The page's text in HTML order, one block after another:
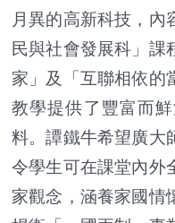
月異的高新科技，內
民與社會發展科」課
家」及「互聯相依的
教學提供了豐富而
料。譚鐵牛希望廣大
令學生可在課堂內外
家觀念，涵養家國情